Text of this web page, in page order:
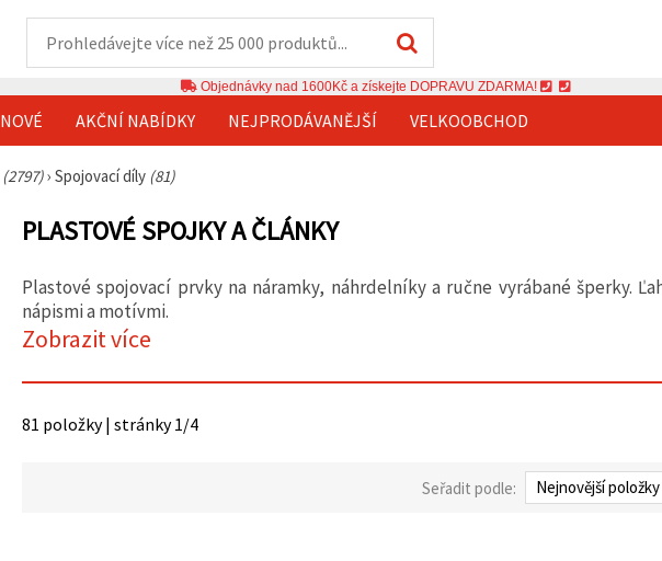
Objednávky nad 1600Kč a získejte DOPRAVU ZDARMA!
NOVÉ AKČNÍ NABÍDKY NEJPRODÁVANĚJŠÍ VELKOOBCHOD
(2797)› Spojovací díly (81)
PLASTOVÉ SPOJKY A ČLÁNKY
Plastové spojovací prvky na náramky, náhrdelníky a ručne vyrábané šperky.
nápismi a motívmi.
Zobrazit více
81 položky | stránky 1/4
Seřadit podle: